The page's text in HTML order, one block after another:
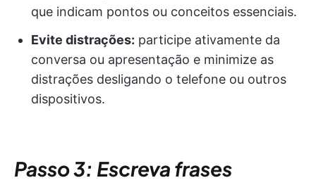
que indicam pontos ou conceitos essenciais.
Evite distrações: participe ativamente da
conversa ou apresentação e minimize as
distrações desligando o telefone ou outros
dispositivos.
Passo 3: Escreva frases